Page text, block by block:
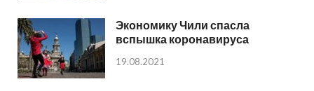
Экономику Чили спасла
вспышка коронавируса
19.08.2021